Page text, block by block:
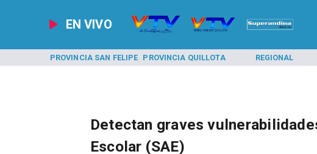
EN VIVO
PROVINCIA SAN FELIPE PROVINCIA QUILLOTA REGIONAL
Detectan graves
Escolar (SAE)